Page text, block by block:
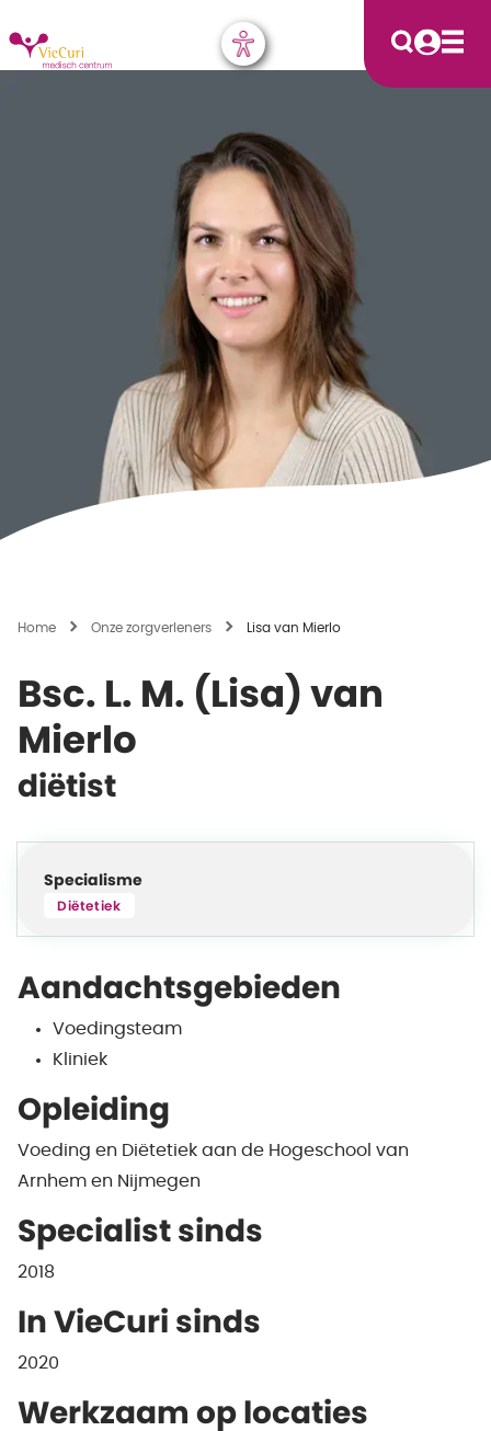
Home Onze zorgverleners Lisa van Mierlo
Bsc. L. M. (Lisa) van
Mierlo
diëtist
Specialisme
Diëtetiek
Aandachtsgebieden
Voedingsteam
Kliniek
Opleiding
Voeding en Diëtetiek aan de Hogeschool van
Arnhem en Nijmegen
Specialist sinds
2018
In VieCuri sinds
2020
Werkzaam op locaties